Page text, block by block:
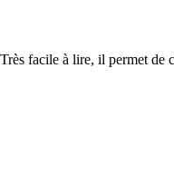
facile à lire, il permet